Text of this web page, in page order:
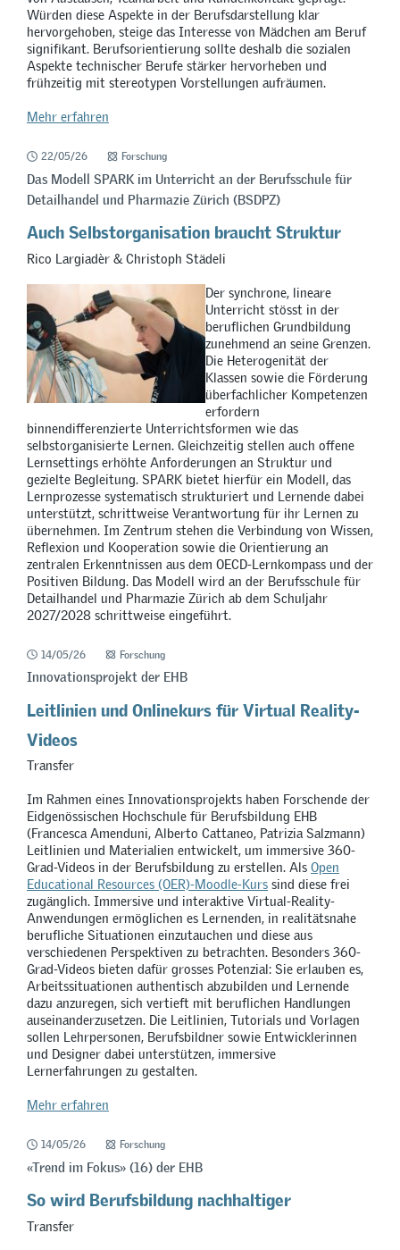
Würden diese Aspekte in der Berufsdarstellung klar
hervorgehoben, steige das Interesse von Mädchen am Beruf
signifikant. Berufsorientierung sollte deshalb die sozialen
Aspekte technischer Berufe stärker hervorheben und
frühzeitig mit stereotypen Vorstellungen aufräumen.
Mehr erfahren
22/05/26 Forschung
Das Modell SPARK im Unterricht an der Berufsschule für
Detailhandel und Pharmazie Zürich (BSDPZ)
Auch Selbstorganisation braucht Struktur
Rico Largiadèr & Christoph Städeli
Der synchrone, lineare
Unterricht stösst in der
beruflichen Grundbildung
zunehmend an seine Grenzen.
Die Heterogenität der
Klassen sowie die Förderung
überfachlicher Kompetenzen
erfordern
binnendifferenzierte Unterrichtsformen wie das
selbstorganisierte Lernen. Gleichzeitig stellen auch offene
Lernsettings erhöhte Anforderungen an Struktur und
gezielte Begleitung. SPARK bietet hierfür ein Modell, das
Lernprozesse systematisch strukturiert und Lernende dabei
unterstützt, schrittweise Verantwortung für ihr Lernen zu
übernehmen. Im Zentrum stehen die Verbindung von Wissen,
Reflexion und Kooperation sowie die Orientierung an
zentralen Erkenntnissen aus dem OECD-Lernkompass und der
Positiven Bildung. Das Modell wird an der Berufsschule für
Detailhandel und Pharmazie Zürich ab dem Schuljahr
2027/2028 schrittweise eingeführt.
14/05/26 Forschung
Innovationsprojekt der EHB
Leitlinien und Onlinekurs für Virtual Reality-
Videos
Transfer
Im Rahmen eines Innovationsprojekts haben Forschende der
Eidgenössischen Hochschule für Berufsbildung EHB
(Francesca Amenduni, Alberto Cattaneo, Patrizia Salzmann)
Leitlinien und Materialien entwickelt, um immersive 360-
Grad-Videos in der Berufsbildung zu erstellen. Als Open
Educational Resources (OER)-Moodle-Kurs sind diese frei
zugänglich. Immersive und interaktive Virtual-Reality-
Anwendungen ermöglichen es Lernenden, in realitätsnahe
berufliche Situationen einzutauchen und diese aus
verschiedenen Perspektiven zu betrachten. Besonders 360-
Grad-Videos bieten dafür grosses Potenzial: Sie erlauben es,
Arbeitssituationen authentisch abzubilden und Lernende
dazu anzuregen, sich vertieft mit beruflichen Handlungen
auseinanderzusetzen. Die Leitlinien, Tutorials und Vorlagen
sollen Lehrpersonen, Berufsbildner sowie Entwicklerinnen
und Designer dabei unterstützen, immersive
Lernerfahrungen zu gestalten.
Mehr erfahren
14/05/26 Forschung
«Trend im Fokus» (16) der EHB
So wird Berufsbildung nachhaltiger
Transfer